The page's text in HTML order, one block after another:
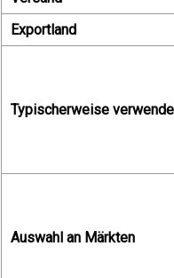
Exportland
Typischerweise
Auswahl an Märkten